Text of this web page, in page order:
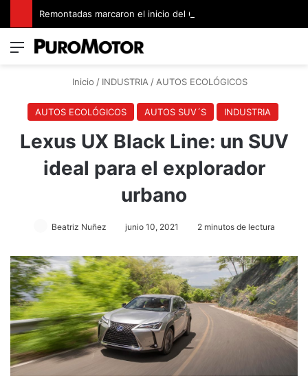
Menú
Inicio / INDUSTRIA/AUTOS ECOLÓGICOS
AUTOS ECOLÓGICOS AUTOS SUV´S INDUSTRIA
Lexus UX Black Line: un SUV
ideal para el explorador
urbano
Beatriz Nuñez junio 10, 2021 2 minutos de lectura